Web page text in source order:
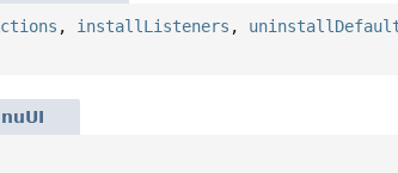
, installListeners ,